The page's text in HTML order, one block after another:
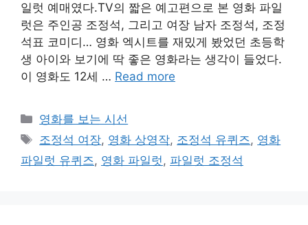
일럿 예매였다.TV의 짧은 예고편으로 본 영화 파일
럿은 주인공 조정석, 그리고 여장 남자 조정석, 조정
석표 코미디… 영화 엑시트를 재밌게 봤었던 초등학
생 아이와 보기에 딱 좋은 영화라는 생각이 들었다.
이 영화도 12세 … Read more
Categories
영화를 보는 시선
Tags
조정석 여장, 영화 상영작, 조정석 유퀴즈, 영화
파일럿 유퀴즈, 영화 파일럿, 파일럿 조정석